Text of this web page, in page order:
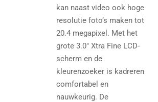
kan naast video ook hoge
resolutie foto’s maken tot
20.4 megapixel. Met het
grote 3.0" Xtra Fine LCD-
scherm en de
kleurenzoeker is kadreren
comfortabel en
nauwkeurig. De